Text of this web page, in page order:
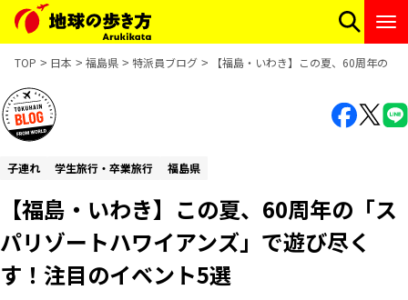
TOP 日本 福島県 特派員ブログ 【福島・いわき】この夏、60周年の
子連れ 学生旅行・卒業旅行 福島県
【福島・いわき】この夏、60周年の「ス
パリゾートハワイアンズ」で遊び尽く
す！注目のイベント5選